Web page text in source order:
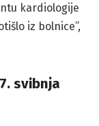
kardiologije
iz bolnice”,
svibnja